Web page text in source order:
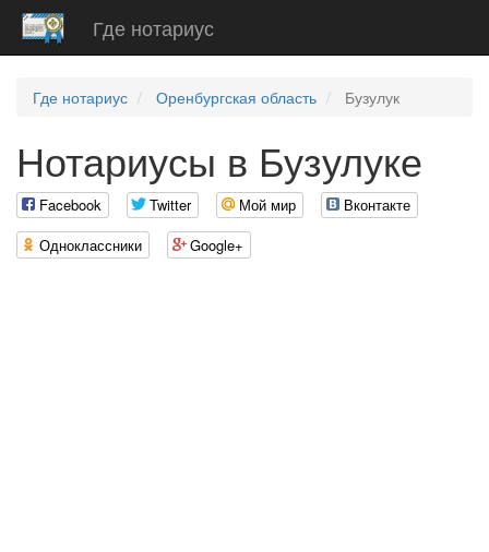
Где нотариус
Где нотариус Оренбургская область Бузулук
Нотариусы в Бузулуке
Facebook Twitter Мой мир
Вконтакте
Одноклассники
Google+